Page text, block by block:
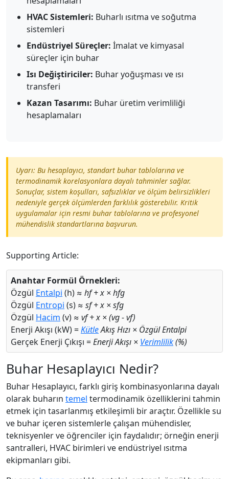
HVAC Sistemleri: Buharlı ısıtma ve soğutma
sistemleri
Endüstriyel Süreçler: İmalat ve kimyasal
süreçler için buhar
Isı Değiştiriciler: Buhar yoğuşması ve ısı
transferi
Kazan Tasarımı: Buhar üretim verimliliği
hesaplamaları
Uyarı: Bu hesaplayıcı, standart buhar tablolarına ve
termodinamik korelasyonlara dayalı tahminler sağlar.
Sonuçlar, sistem koşulları, safsızlıklar ve ölçüm belirsizlikleri
nedeniyle gerçek ölçümlerden farklılık gösterebilir. Kritik
uygulamalar için resmi buhar tablolarına ve profesyonel
mühendislik standartlarına başvurun.
Supporting Article:
Anahtar Formül Örnekleri:
Özgül Entalpi (h) ≈ hf + x × hfg
Özgül Entropi (s) ≈ sf + x × sfg
Özgül Hacim (v) ≈ vf + x × (vg - vf)
Enerji Akışı (kW) =KütleAkış Hızı × Özgül Entalpi
Gerçek Enerji Çıkışı =Enerji Akışı × Verimlilik(%)
Buhar Hesaplayıcı Nedir?
Buhar Hesaplayıcı, farklı giriş kombinasyonlarına dayalı
olarak buharın temel termodinamik özelliklerini tahmin
etmek için tasarlanmış etkileşimli bir araçtır. Özellikle su
ve buhar içeren sistemlerle çalışan mühendisler,
teknisyenler ve öğrenciler için faydalıdır; örneğin enerji
santralleri, HVAC birimleri ve endüstriyel ısıtma
ekipmanları gibi.